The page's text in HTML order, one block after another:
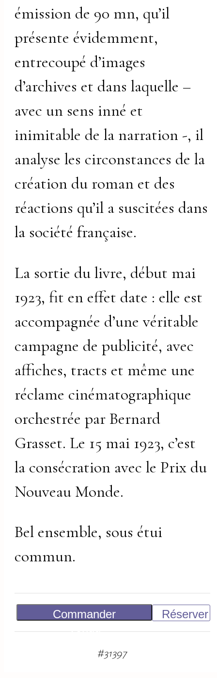
émission de 90 mn, qu’il
présente évidemment,
entrecoupé d’images
d’archives et dans laquelle –
avec un sens inné et
inimitable de la narration -, il
analyse les circonstances de la
création du roman et des
réactions qu’il a suscitées dans
la société française.
La sortie du livre, début mai
1923, fit en effet date : elle est
accompagnée d’une véritable
campagne de publicité, avec
affiches, tracts et même une
réclame cinématographique
orchestrée par Bernard
Grasset. Le 15 mai 1923, c’est
la consécration avec le Prix du
Nouveau Monde.
Bel ensemble, sous étui
commun.
Commander
Réserver
#31397